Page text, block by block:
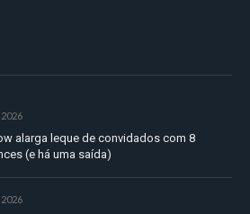
alarga leque de convidados com 8
(e há uma saída)
2026